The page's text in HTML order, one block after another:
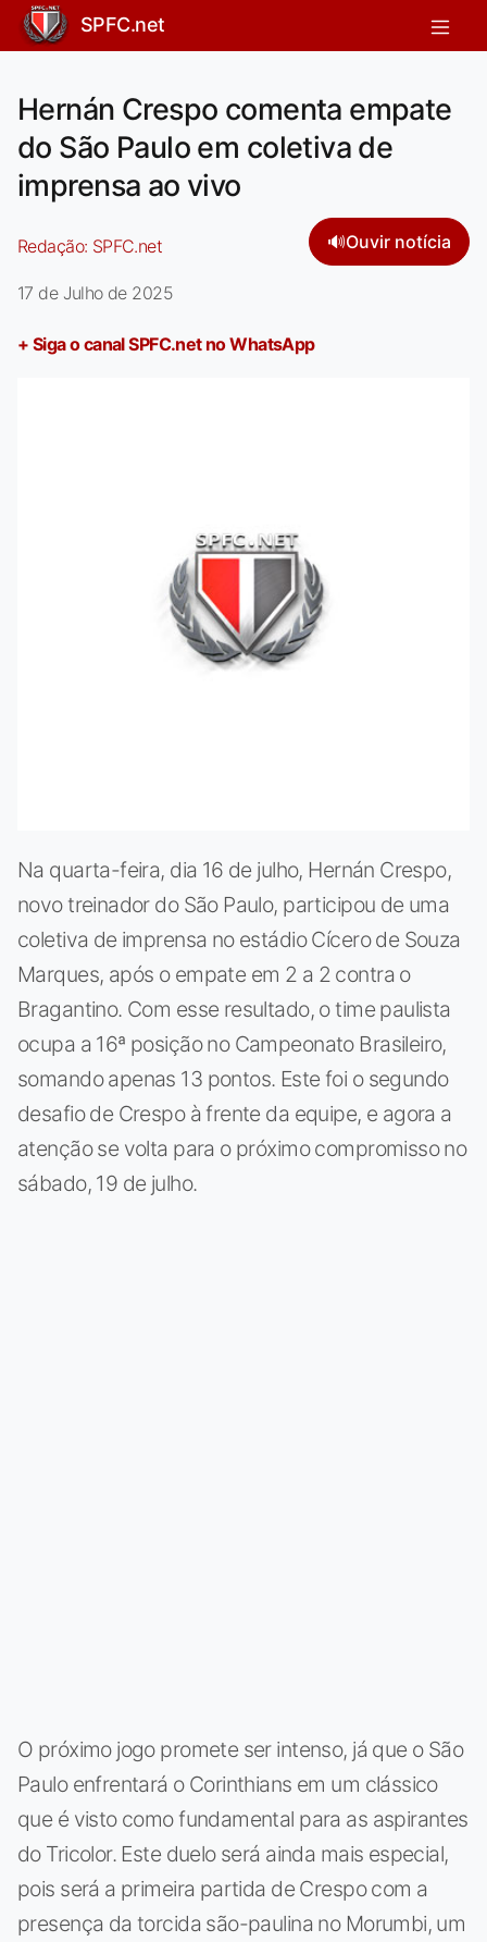
SPFC.net
Hernán Crespo comenta empate
do São Paulo em coletiva de
imprensa ao vivo
Redação: SPFC.net 🔊Ouvir notícia
17 de Julho de 2025
+ Siga o canal SPFC.net no WhatsApp
Na quarta-feira, dia 16 de julho, Hernán Crespo,
novo treinador do São Paulo, participou de uma
coletiva de imprensa no estádio Cícero de Souza
Marques, após o empate em 2 a 2 contra o
Bragantino. Com esse resultado, o time paulista
ocupa a 16ª posição no Campeonato Brasileiro,
somando apenas 13 pontos. Este foi o segundo
desafio de Crespo à frente da equipe, e agora a
atenção se volta para o próximo compromisso no
sábado, 19 de julho.
O próximo jogo promete ser intenso, já que o São
Paulo enfrentará o Corinthians em um clássico
que é visto como fundamental para as aspirantes
do Tricolor. Este duelo será ainda mais especial,
pois será a primeira partida de Crespo com a
presença da torcida são-paulina no Morumbi, um